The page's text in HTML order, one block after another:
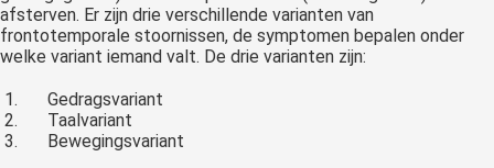
afsterven. Er zijn drie verschillende varianten van
frontotemporale stoornissen, de symptomen bepalen onder
welke variant iemand valt. De drie varianten zijn:
Gedragsvariant
Taalvariant
Bewegingsvariant